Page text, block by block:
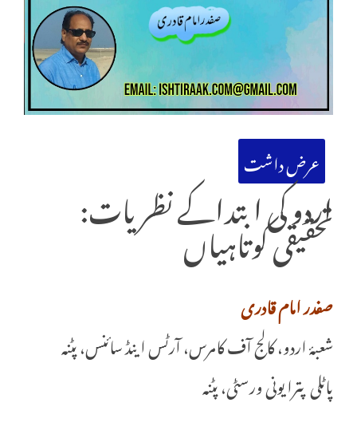
عرض داشت
اردو کی ابتداکے نظریات:
تحقیقی کوتاہیاں
صفدر امام قادری
شعبۂ اردو، کالج آف کامرس، آرٹس اینڈ سائنس، پٹنہ
پاٹلی پترا یونی ورسٹی، پٹنہ